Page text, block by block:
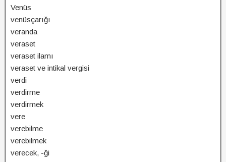
Venüs
venüsçarığı
veranda
veraset
veraset ilamı
veraset ve intikal vergisi
verdi
verdirme
verdirmek
vere
verebilme
verebilmek
verecek, -ği